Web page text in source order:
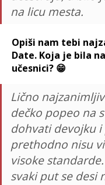
na licu mesta.
Opiši nam tebi
Date. Koja je bila
učesnici? 😁
Lično
dečko popeo na
dohvati devojku
prethodno nisu
visoke
svaki put se desi